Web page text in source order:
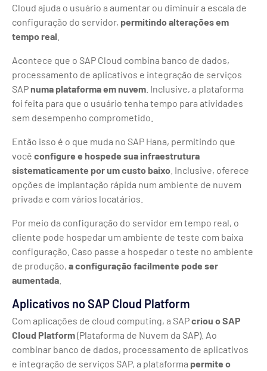
Cloud ajuda o usuário a aumentar ou diminuir a escala de
configuração do servidor, permitindo alterações em
tempo real
Acontece que o SAP Cloud combina banco de dados,
processamento de aplicativos e integração de serviços
SAPnuma plataforma em nuvem . Inclusive, a plataforma
foi feita para que o usuário tenha tempo para atividades
sem desempenho comprometido.
Então isso é o que muda no SAP Hana, permitindo que
você configure e hospede sua infraestrutura
sistematicamente por um custo baixo . Inclusive, oferece
opções de implantação rápida num ambiente de nuvem
privada e com vários locatários.
Por meio da configuração do servidor em tempo real, o
cliente pode hospedar um ambiente de teste com baixa
configuração. Caso passe a hospedar o teste no ambiente
de produção, a configuração facilmente pode ser
aumentada
Aplicativos no SAP Cloud Platform
Com aplicações de cloud computing, a SAPcriou o SAP
Cloud Platform(Plataforma de Nuvem da SAP). Ao
combinar banco de dados, processamento de aplicativos
e integração de serviços SAP, a plataforma permite o